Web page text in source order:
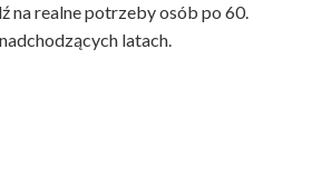
na realne potrzeby osób po 60.
latach.